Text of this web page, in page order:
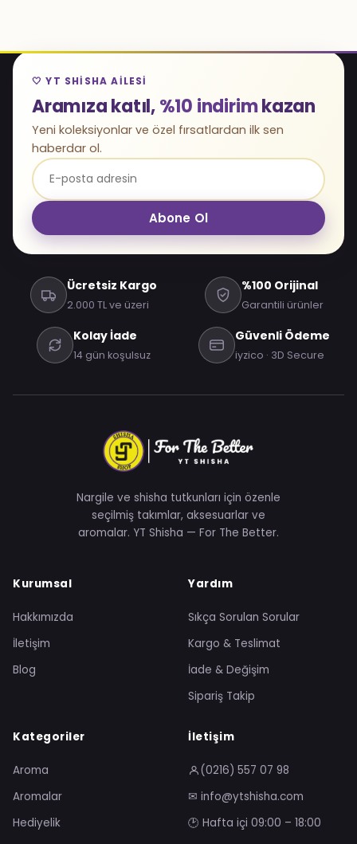
🤍 YT SHISHA AILESI
Aramıza katıl,%10 indirimkazan
Yeni koleksiyonlar ve özel fırsatlardan ilk sen
haberdar ol.
Abone Ol
Ücretsiz Kargo
2.000 TL ve üzeri
%100 Orijinal
Garantili ürünler
Kolay İade
14 gün koşulsuz
Güvenli Ödeme
iyzico · 3D Secure
Nargile ve shisha tutkunları için özenle
seçilmiş takımlar, aksesuarlar ve
aromalar. YT Shisha — For The Better.
Kurumsal
Hakkımızda
İletişim
Blog
Yardım
Sıkça Sorulan Sorular
Kargo & Teslimat
İade & Değişim
Sipariş Takip
Kategoriler
Aroma
Aromalar
Hediyelik
İletişim
(0216) 557 07 98
✉ info@ytshisha.com
🕑 Hafta içi 09:00 – 18:00